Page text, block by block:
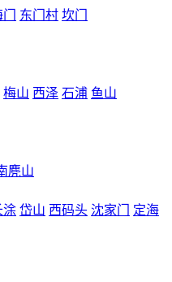
东门村 坎门
梅山 西泽 石浦 鱼山
麂山
涂 岱山 西码头 沈家门
定海